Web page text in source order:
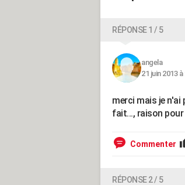
RÉPONSE 1 / 5
angela
21 juin 2013 à
merci mais je n'ai
fait..., raison pour
Commenter
RÉPONSE 2 / 5